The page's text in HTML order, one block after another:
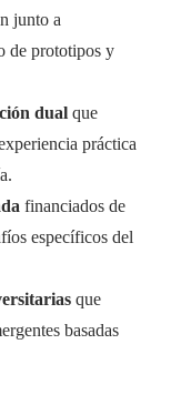
junto a
de prototipos y
dual que
práctica
financiados de
específicos del
que
basadas